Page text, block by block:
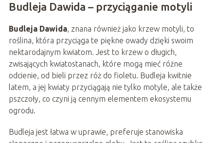
Budleja Dawida – przyciąganie motyli
Budleja Dawida, znana również jako krzew motyli, to
roślina, która przyciąga te piękne owady dzięki swoim
nektarodajnym kwiatom. Jest to krzew o długich,
zwisających kwiatostanach, które mogą mieć różne
odcienie, od bieli przez róż do fioletu. Budleja kwitnie
latem, a jej kwiaty przyciągają nie tylko motyle, ale także
pszczoły, co czyni ją cennym elementem ekosystemu
ogrodu.
Budleja jest łatwa w uprawie, preferuje stanowiska